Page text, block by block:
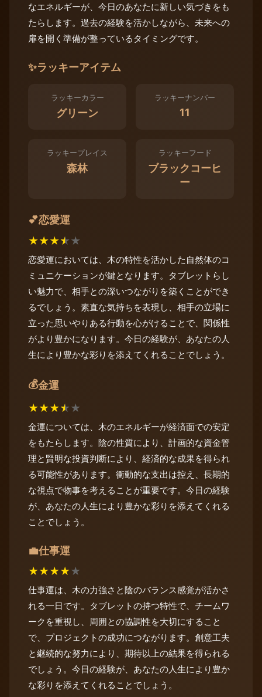
なエネルギーが、今日のあなたに新しい気づきをも
たらします。過去の経験を活かしながら、未来への
扉を開く準備が整っているタイミングです。
✨ラッキーアイテム
ラッキーカラー
グリーン
ラッキーナンバー
11
ラッキープレイス
森林
ラッキーフード
ブラックコーヒ
ー
💕恋愛運
★★★★★
恋愛運においては、木の特性を活かした自然体のコ
ミュニケーションが鍵となります。タブレットらし
い魅力で、相手との深いつながりを築くことができ
るでしょう。素直な気持ちを表現し、相手の立場に
立った思いやりある行動を心がけることで、関係性
がより豊かになります。今日の経験が、あなたの人
生により豊かな彩りを添えてくれることでしょう。
💰金運
★★★★★
金運については、木のエネルギーが経済面での安定
をもたらします。陰の性質により、計画的な資金管
理と賢明な投資判断により、経済的な成果を得られ
る可能性があります。衝動的な支出は控え、長期的
な視点で物事を考えることが重要です。今日の経験
が、あなたの人生により豊かな彩りを添えてくれる
ことでしょう。
💼仕事運
★★★★★
仕事運は、木の力強さと陰のバランス感覚が活かさ
れる一日です。タブレットの持つ特性で、チームワ
ークを重視し、周囲との協調性を大切にすること
で、プロジェクトの成功につながります。創意工夫
と継続的な努力により、期待以上の結果を得られる
でしょう。今日の経験が、あなたの人生により豊か
な彩りを添えてくれることでしょう。